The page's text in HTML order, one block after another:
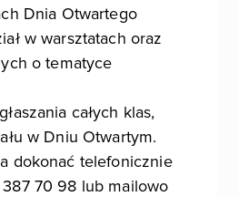
Dnia Otwartego
w warsztatach oraz
o tematyce
całych klas,
w Dniu Otwartym.
dokonać telefonicznie
70 98 lub mailowo